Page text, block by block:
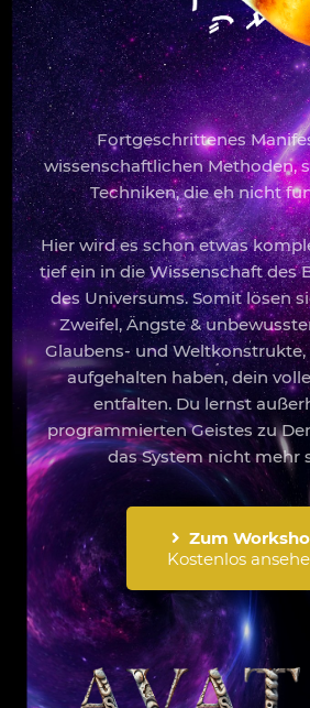
Fortgeschrittenes
wissenschaftlichen Methoden,
Techniken, die eh nicht
Hier wird es schon etwas
tief ein in die Wissenschaft des
des Universums. Somit lösen
Zweifel, Ängste &
Glaubens- und
aufgehalten haben, dein
entfalten. Du lernst
programmierten Geistes zu
das System nicht mehr
Zum
Kostenlos